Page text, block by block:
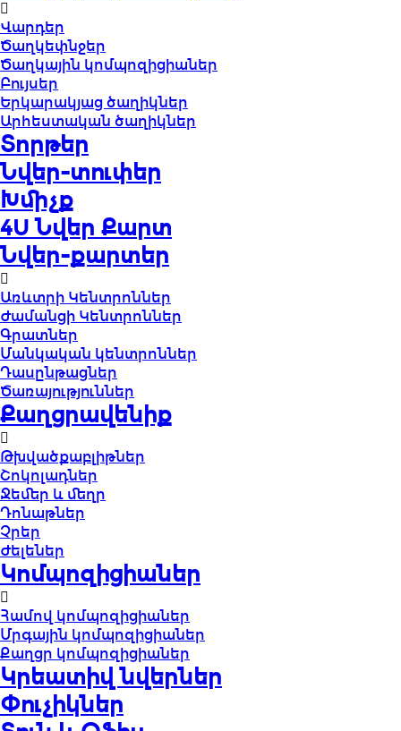
Վարդեր
Ծաղկեփնջեր
Ծաղկային կոմպոզիցիաներ
Բույսեր
Երկարակյաց ծաղիկներ
Արհեստական ծաղիկներ
Տորթեր
Նվեր-տուփեր
Խմիչք
4U Նվեր Քարտ
Նվեր-քարտեր
Առևտրի Կենտրոններ
Ժամանցի Կենտրոններ
Գրատներ
Մանկական կենտրոններ
Դասընթացներ
Ծառայություններ
Քաղցրավենիք
Թխվածքաբլիթներ
Շոկոլադներ
Ջեմեր և մեղր
Դոնաթներ
Չրեր
Ժելեներ
Կոմպոզիցիաներ
Համով կոմպոզիցիաներ
Մրգային կոմպոզիցիաներ
Քաղցր կոմպոզիցիաներ
Կրեատիվ նվերներ
Փուչիկներ